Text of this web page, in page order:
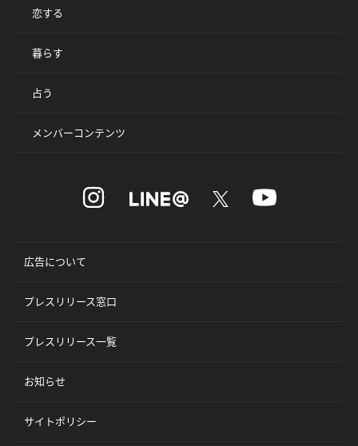
恋する
暮らす
占う
メンバーコンテンツ
広告について
プレスリリース窓口
プレスリリース一覧
お知らせ
サイトポリシー